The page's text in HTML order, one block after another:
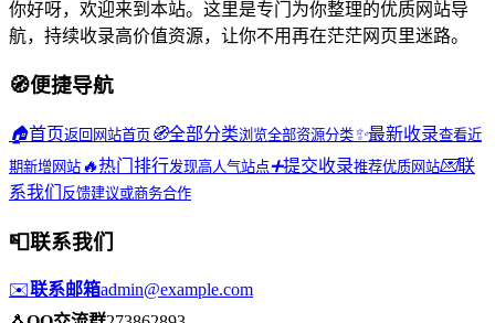
你好呀，欢迎来到本站。这里是专门为你整理的优质网站导
航，持续收录高价值资源，让你不用再在茫茫网页里迷路。
🧭便捷导航
🏠首页返回网站首页 🧭全部分类浏览全部资源分类✨最新收录查看近
期新增网站 🔥热门排行发现高人气站点➕提交收录推荐优质网站💌联
系我们 反馈建议或商务合作
📮联系我们
✉️联系邮箱admin@example.com